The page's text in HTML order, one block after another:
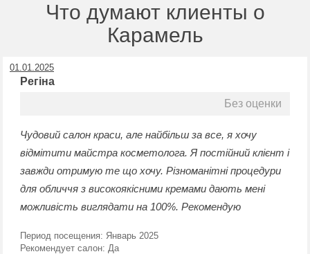
Что думают клиенты о
Карамель
01.01.2025
Регіна
Без оценки
Чудовий салон краси, але найбільш за все, я хочу
відмітити майстра косметолога. Я постійний клієнт і
завжди отримую те що хочу. Різноманітні процедури
для обличчя з високоякісними кремами дають мені
можливість виглядати на 100%. Рекомендую
Период посещения: Январь 2025
Рекомендует салон: Да